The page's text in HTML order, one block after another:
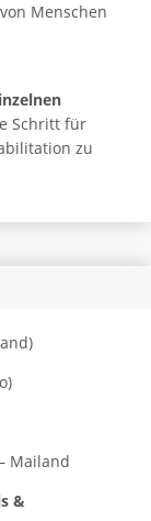
Menschen
Schritt für
zu
Mailand
&